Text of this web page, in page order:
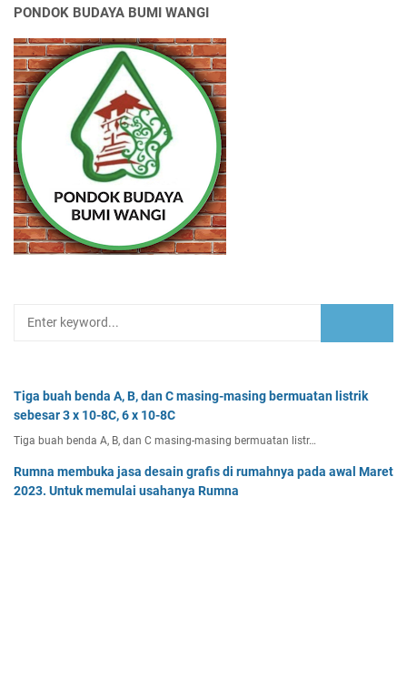
PONDOK BUDAYA BUMI WANGI
Tiga buah benda A, B, dan C masing-masing bermuatan listrik
sebesar 3 x 10-8C, 6 x 10-8C
Tiga buah benda A, B, dan C masing-masing bermuatan listr…
Rumna membuka jasa desain grafis di rumahnya pada awal Maret
2023. Untuk memulai usahanya Rumna